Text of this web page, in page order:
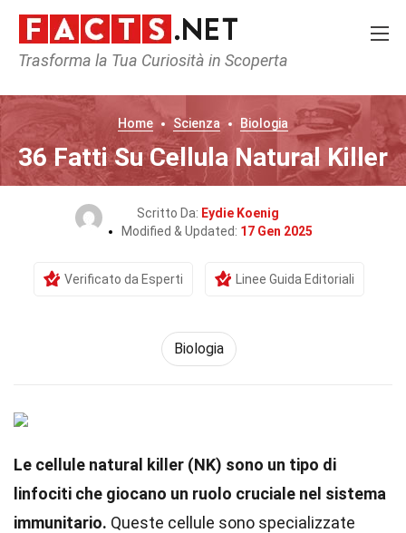
Trasforma la Tua Curiosità in Scoperta
Home Scienza Biologia
36 Fatti Su Cellula Natural Killer
Scritto Da: Eydie Koenig
Modified & Updated: 17 Gen 2025
Verificato da Esperti Linee Guida Editoriali
Biologia
Le cellule natural killer (NK) sono un tipo di
linfociti che giocano un ruolo cruciale nel sistema
immunitario. Queste cellule sono specializzate